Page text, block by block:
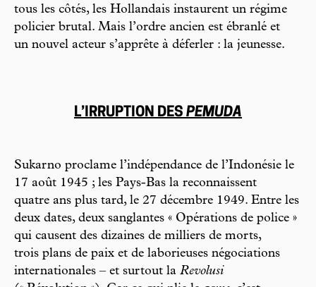
tous les côtés, les Hollandais instaurent un régime
policier brutal. Mais l’ordre ancien est ébranlé et
un nouvel acteur s’apprête à déferler : la jeunesse.
L’IRRUPTION DES PEMUDA
Sukarno proclame l’indépendance de l’Indonésie le
17 août 1945 ; les Pays-Bas la reconnaissent
quatre ans plus tard, le 27 décembre 1949. Entre les
deux dates, deux sanglantes « Opérations de police »
qui causent des dizaines de milliers de morts,
trois plans de paix et de laborieuses négociations
internationales – et surtout la Revolusi